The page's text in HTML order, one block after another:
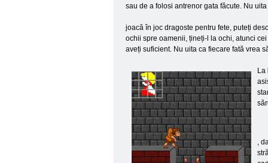
sau de a folosi antrenor gata făcute. Nu
joacă în joc dragoste pentru fete, puteți
ochii spre oamenii, țineți-l la ochi, atunci
aveți suficient. Nu uita ca fiecare fată vrea
La
,